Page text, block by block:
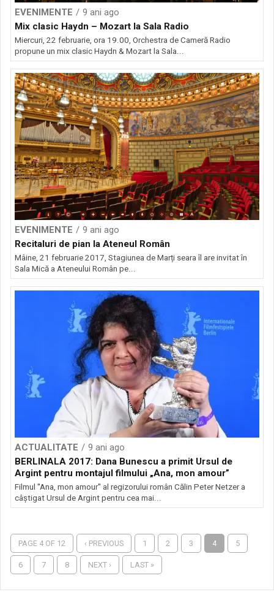
EVENIMENTE
9 ani ago
Mix clasic Haydn – Mozart la Sala Radio
Miercuri, 22 februarie, ora 19.00, Orchestra de Cameră Radio
propune un mix clasic Haydn & Mozart la Sala...
EVENIMENTE
9 ani ago
Recitaluri de pian la Ateneul Român
Mâine, 21 februarie 2017, Stagiunea de Marți seara îl are invitat în
Sala Mică a Ateneului Român pe...
ACTUALITATE
9 ani ago
BERLINALA 2017: Dana Bunescu a primit Ursul de
Argint pentru montajul filmului „Ana, mon amour”
Filmul ''Ana, mon amour'' al regizorului român Călin Peter Netzer a
câștigat Ursul de Argint pentru cea mai...
PAGE 4 OF 12 ‹ PREVIOUS 1 2 3 4 5
6 7 8 NEXT › LAST »